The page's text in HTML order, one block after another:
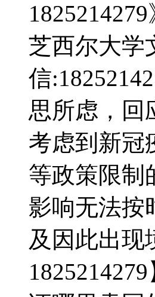
芝西尔大学
信
思所虑，回
考虑到新冠
等政策限制
影响无法按
及因此出现